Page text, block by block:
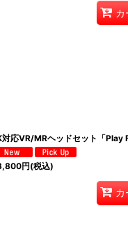
カ
応VR/MRヘッドセット「Play
円(税込)
カ